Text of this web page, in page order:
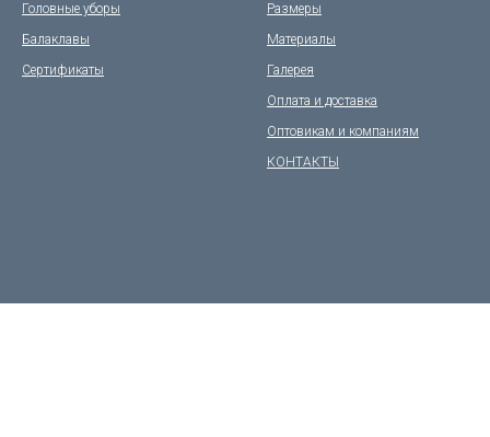
Головные уборы
Балаклавы
Сертификаты
Размеры
Материалы
Галерея
Оплата и доставка
Оптовикам и компаниям
КОНТАКТЫ